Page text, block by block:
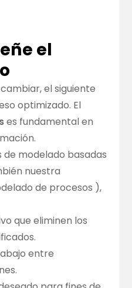
el
el siguiente
optimizado. El
es fundamental en
modelado basadas
nuestra
de procesos ),
que eliminen los
entre